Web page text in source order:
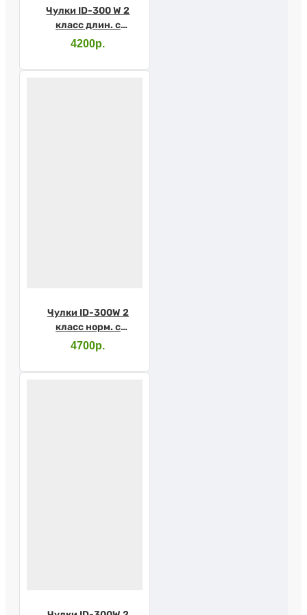
Чулки ID-300 W 2
класс длин. с
закр.носком с
карамель
4200р.
Чулки ID-300W 2
класс норм. с
закр.носком с
4700р.